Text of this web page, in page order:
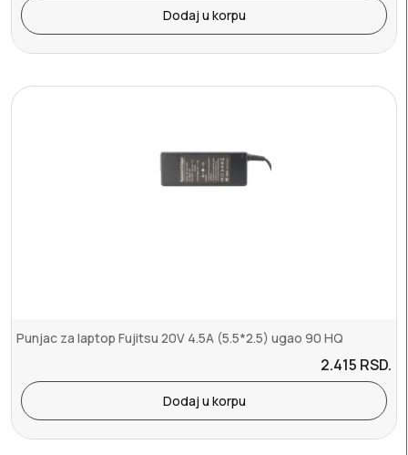
Dodaj u korpu
Punjac za laptop Fujitsu 20V 4.5A (5.5*2.5) ugao 90 HQ
2.415 RSD.
Dodaj u korpu